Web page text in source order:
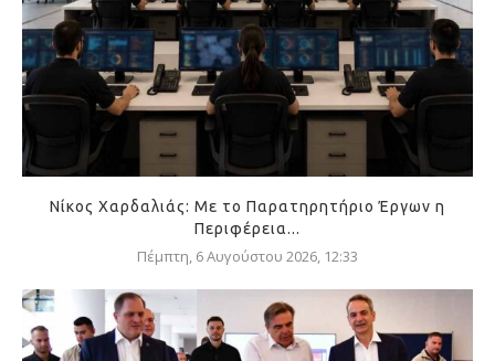
Νίκος Χαρδαλιάς: Με το Παρατηρητήριο Έργων η
Περιφέρεια...
Πέμπτη, 6 Αυγούστου 2026, 12:33